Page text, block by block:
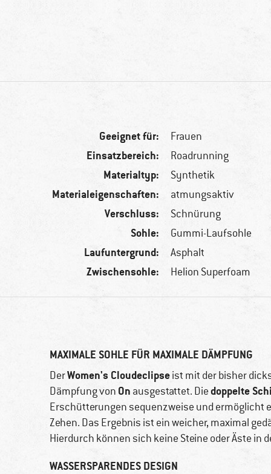
Geeignet für: Frauen
Einsatzbereich: Roadrunning
Materialtyp: Synthetik
Materialeigenschaften: atmungsaktiv
Verschluss: Schnürung
Sohle: Gummi-Laufsohle
Laufuntergrund: Asphalt
Zwischensohle: Helion Superfoam
MAXIMALE SOHLE FÜR MAXIMALE DÄMPFUNG
DerWomen's Cloudeclipseist mit der bisher
Dämpfung von On ausgestattet. Diedoppelte
Erschütterungen sequenzweise und ermöglicht
Zehen. Das Ergebnis ist ein weicher, maximal
Hierdurch können sich keine Steine oder Äste in
WASSERSPARENDES DESIGN